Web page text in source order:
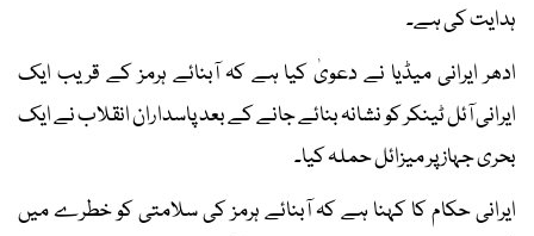
ہدایت کی ہے۔
ادھر ایرانی میڈیا نے دعویٰ کیا ہے کہ آبنائے ہرمز کے قریب ایک
ایرانی آئل ٹینکر کو نشانہ بنائے جانے کے بعد پاسداران انقلاب نے ایک
بحری جہاز پر میزائل حملہ کیا۔
ایرانی حکام کا کہنا ہے کہ آبنائے ہرمز کی سلامتی کو خطرے میں